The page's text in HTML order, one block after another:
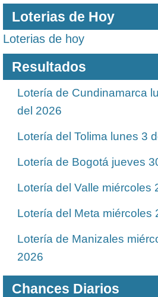
Loterias de Hoy
Loterias de hoy
Resultados
Lotería de Cundinamarca
del 2026
Lotería del Tolima lunes 3
Lotería de Bogotá jueves
Lotería del Valle miércoles
Lotería del Meta miércoles
Lotería de Manizales
2026
Chances Diarios